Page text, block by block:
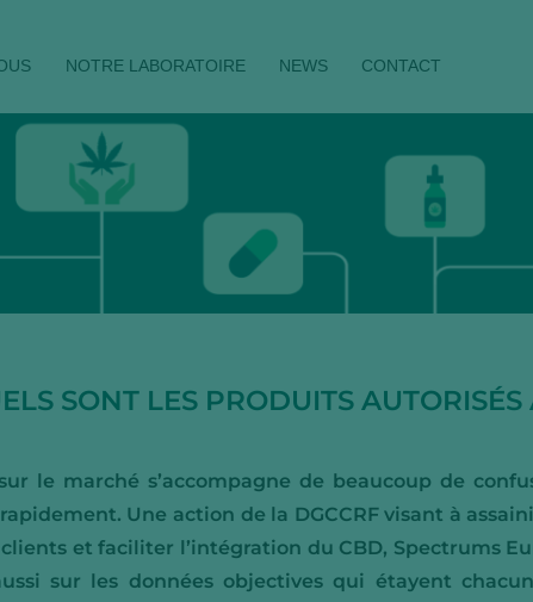
NOTRE LABORATOIRE NEWS CONTACT
SONT LES PRODUITS
le marché s’accompagne de beaucoup de
Une action de la DGCCRF visant à
et faciliter l’intégration du CBD, Spectrums
sur les données objectives qui étayent